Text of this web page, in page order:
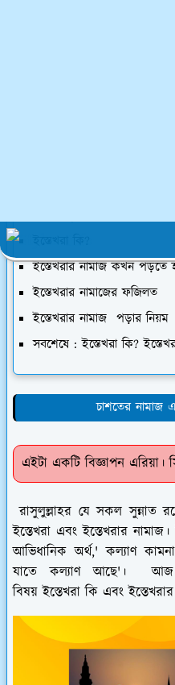
ইস্তেখরার নামাজ কখন পড়তে
ইস্তেখরার নামাজের ফজিলত
ইস্তেখরার নামাজ পড়ার নিয়ম
সবশেষে : ইস্তেখরা কি?
চাশতের নামাজ
এইটা একটি বিজ্ঞাপন এরিয়া।
রাসুলুল্লাহর যে সকল সুন্নাত
ইস্তেখরা এবং ইস্তেখরার নামাজ।
আভিধানিক অর্থ,' কল্যাণ
যাতে কল্যাণ আছে'। আজ
বিষয় ইস্তেখরা কি এবং